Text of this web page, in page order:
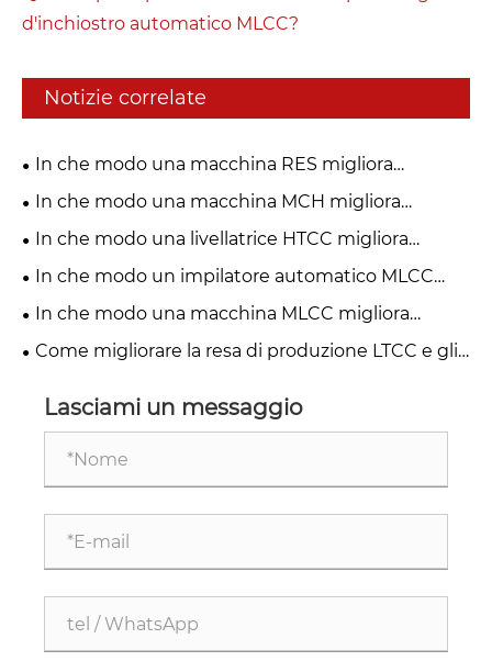
d'inchiostro automatico MLCC?
Notizie correlate
In che modo una macchina RES migliora
l’efficienza industriale?
In che modo una macchina MCH migliora
l'efficienza produttiva?
In che modo una livellatrice HTCC migliora
l'efficienza produttiva?
In che modo un impilatore automatico MLCC
trasforma la produzione di precisione?
In che modo una macchina MLCC migliora
l'efficienza e la qualità della produzione?
Come migliorare la resa di produzione LTCC e gli
rimozione automatica delle polveri LTCC YSR？
Lasciami un messaggio